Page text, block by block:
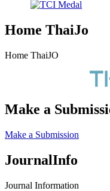
Home ThaiJo
Home ThaiJO
Make a
Make a Submission
JournalInfo
Journal Information